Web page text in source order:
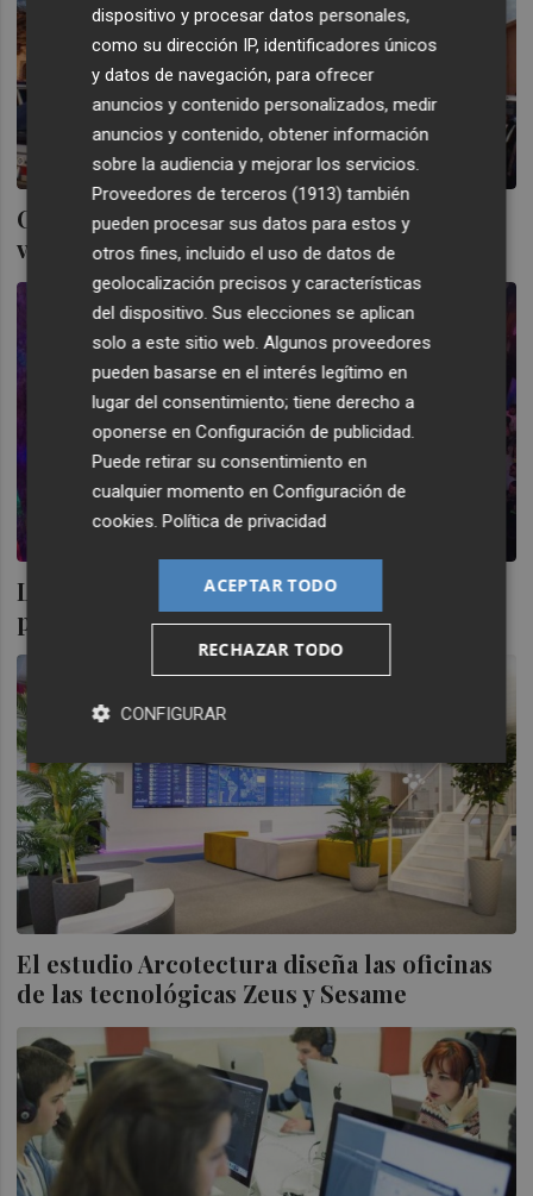
Coses que passaven a les discoteques
valencianes (i ara semblen increïbles)
Las discotecas de España contarán con
puntos violeta contra la violencia machista
El estudio Arcotectura diseña las oficinas
de las tecnológicas Zeus y Sesame
dispositivo y procesar datos personales,
como su dirección IP, identificadores únicos
y datos de navegación, para ofrecer
anuncios y contenido personalizados, medir
anuncios y contenido, obtener información
sobre la audiencia y mejorar los servicios.
Proveedores de terceros (1913) también
pueden procesar sus datos para estos y
otros fines, incluido el uso de datos de
geolocalización precisos y características
del dispositivo. Sus elecciones se aplican
solo a este sitio web. Algunos proveedores
pueden basarse en el interés legítimo en
lugar del consentimiento; tiene derecho a
oponerse enConfiguración de publicidad
Puede retirar su consentimiento en
cualquier momento enConfiguración de
cookies .Política de privacidad
ACEPTAR TODO
RECHAZAR TODO
CONFIGURAR